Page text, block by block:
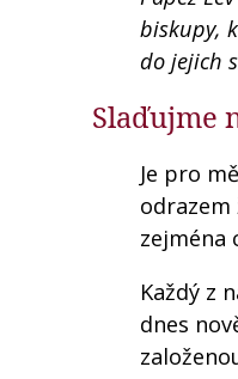
biskupy,
do jejich
Slaďujme
Je pro
odrazem
zejména
Každý z
dnes